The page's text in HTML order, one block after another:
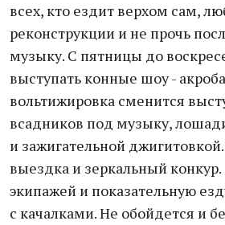
всех, кто ездит верхом сам,
реконструкции и не прочь
музыку. С пятницы до
выступать конные шоу -
вольтижировка сменится
всадников под музыку,
и зажигательной
выездка и зеркальный
экипажей и показательную
с качалками. Не обойдется и